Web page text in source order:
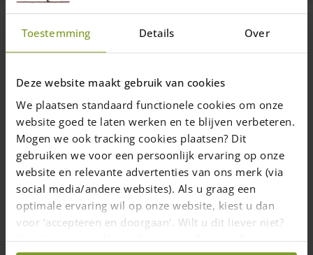
Toestemming Details Over
Deze website maakt gebruik van cookies
We plaatsen standaard functionele cookies om onze
website goed te laten werken en te blijven verbeteren.
Mogen we ook tracking cookies plaatsen? Dit
gebruiken we voor een persoonlijk ervaring op onze
website en relevante advertenties van ons merk (via
social media/andere websites). Als u graag een
optimale ervaring wil op onze website, kiest u dan
voor ‘accepteren en doorgaan'. Wilt u dit liever niet?
Kies dan voor ‘zelf instellen’ en geef aan welke cookies
Vi leverer bedste kvalitet til den laveste pris
Levering i hele Europa med egen transport
Egen arbejdsplads, skræddersyning mulig
Er du ikke tilfreds, er køb ikke forpligtet
9.7